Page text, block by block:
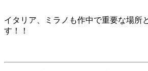
イタリア、ミラノも作中で重要な場所
す！！